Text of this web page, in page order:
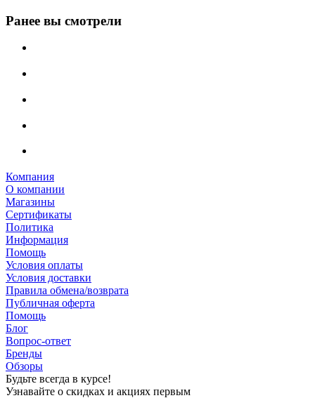
Ранее вы смотрели
Компания
О компании
Магазины
Сертификаты
Политика
Информация
Помощь
Условия оплаты
Условия доставки
Правила обмена/возврата
Публичная оферта
Помощь
Блог
Вопрос-ответ
Бренды
Обзоры
Будьте всегда в курсе!
Узнавайте о скидках и акциях первым